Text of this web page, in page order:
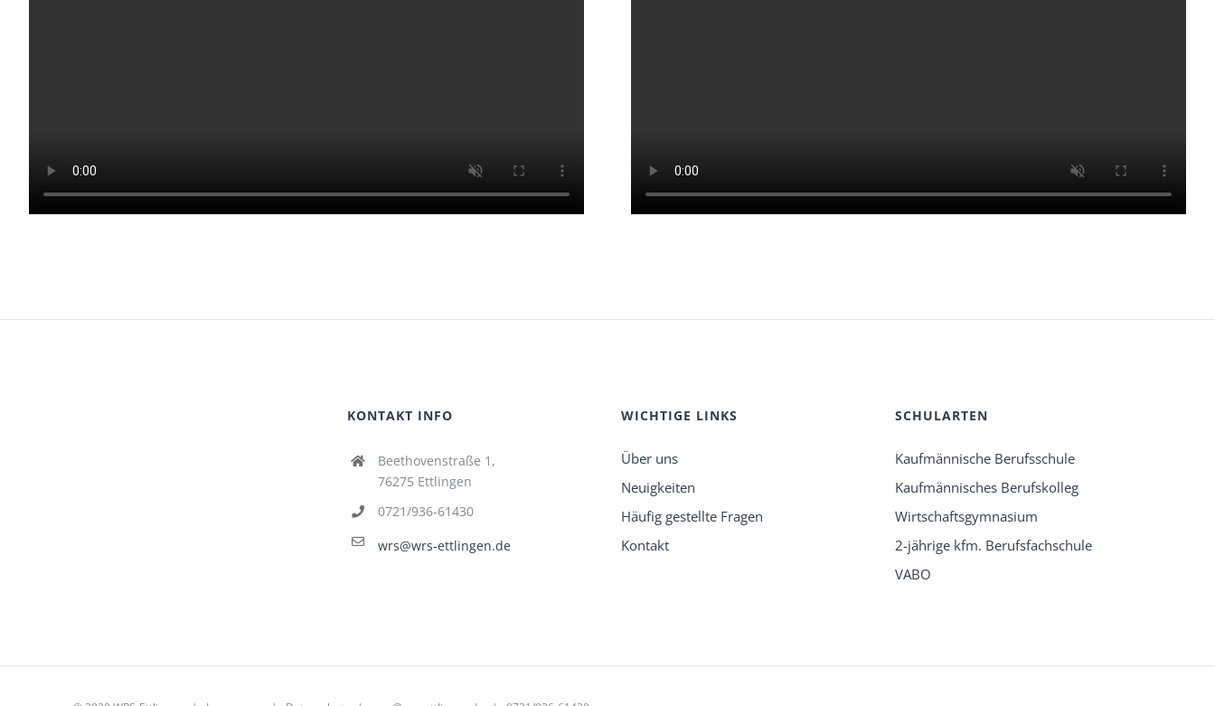
KONTAKT INFO
Beethovenstraße 1,
76275 Ettlingen
0721/936-61430
wrs@wrs-ettlingen.de
WICHTIGE LINKS
Über uns
Neuigkeiten
Häufig gestellte Fragen
Kontakt
SCHULARTEN
Kaufmännische Berufsschule
Kaufmännisches Berufskolleg
Wirtschaftsgymnasium
2-jährige kfm. Berufsfachschule
VABO